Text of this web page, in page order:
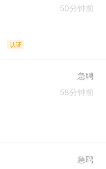
50分钟前
认证
急聘
58分钟前
急聘